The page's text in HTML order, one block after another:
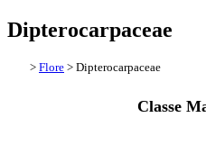
Dipterocarpaceae
> Flore > Dipterocarpaceae
Classe